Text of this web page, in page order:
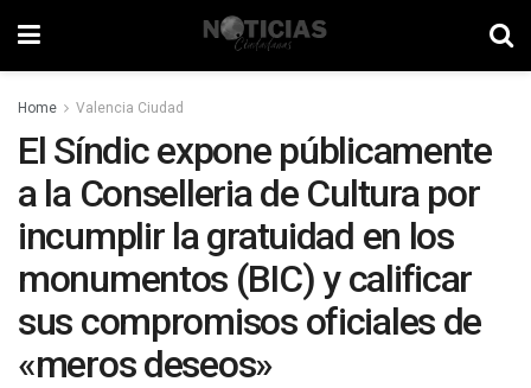
Home Valencia Ciudad
El Síndic expone públicamente
a la Conselleria de Cultura por
incumplir la gratuidad en los
monumentos (BIC) y calificar
sus compromisos oficiales de
«meros deseos»